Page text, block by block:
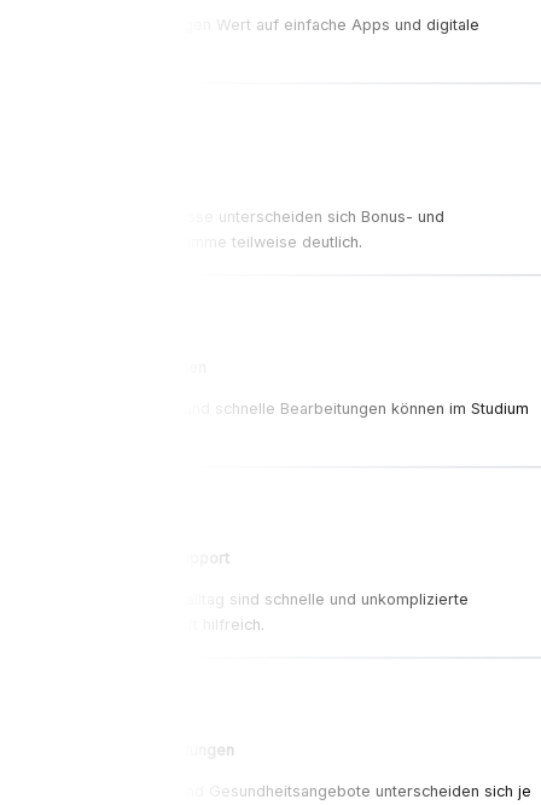
Viele Studenten legen Wert auf einfache Apps und digitale
Je nach Krankenkasse unterscheiden sich Bonus- und
Gesundheitsprogramme teilweise deutlich.
Digitale Prozesse und schnelle Bearbeitungen können im Studium
Erreichbarkeit & Support
Gerade im Studienalltag sind schnelle und unkomplizierte
Ansprechpartner oft hilfreich.
Flexible Zusatzleistungen
Zusatzleistungen und Gesundheitsangebote unterscheiden sich je